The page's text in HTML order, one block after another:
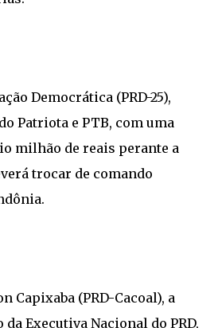
Democrática (PRD-25),
Patriota e PTB, com uma
milhão de reais perante a
trocar de comando
Capixaba (PRD-Cacoal), a
Executiva Nacional do PRD,